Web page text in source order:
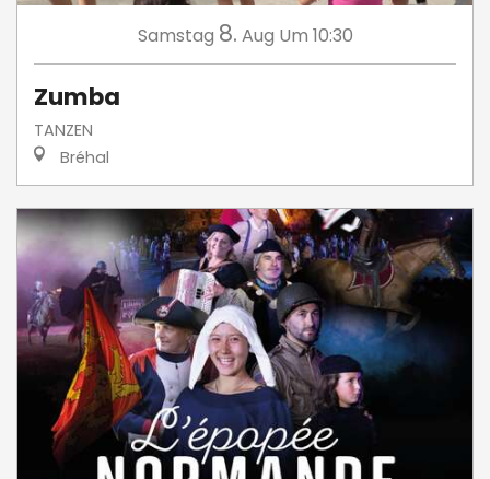
Samstag 8. Aug Um 10:30
Zumba
TANZEN
Bréhal